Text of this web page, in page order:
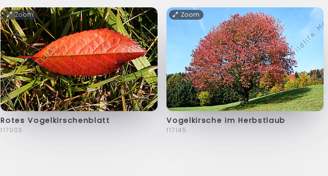
Zoom
Rotes Vogelkirschenblatt
f17003
Zoom
Vogelkirsche im Herbstlaub
f17145